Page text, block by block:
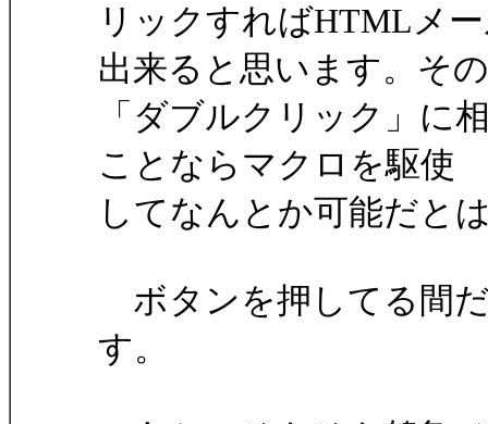
リックすればHTMLメ
出来ると思います。その
「ダブルクリック」に
ことならマクロを駆使
してなんとか可能だと
ボタンを押してる間
す。